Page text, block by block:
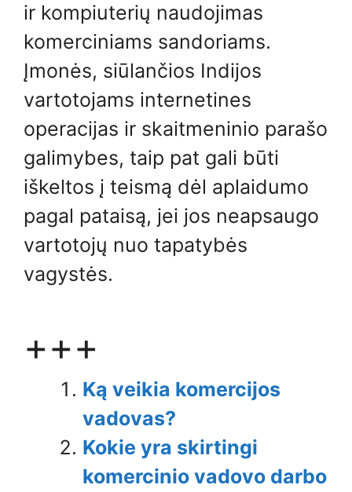
ir kompiuterių naudojimas
komerciniams sandoriams.
Įmonės, siūlančios Indijos
vartotojams internetines
operacijas ir skaitmeninio parašo
galimybes, taip pat gali būti
iškeltos į teismą dėl aplaidumo
pagal pataisą, jei jos neapsaugo
vartotojų nuo tapatybės
vagystės.
+++
Ką veikia komercijos
vadovas?
Kokie yra skirtingi
komercinio vadovo darbo